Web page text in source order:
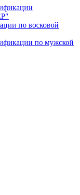
по восковой
по мужской